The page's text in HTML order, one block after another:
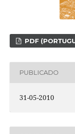
PDF
PUBLICADO
31-05-2010